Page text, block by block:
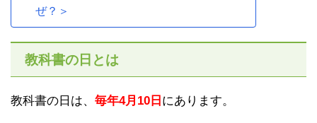
ぜ？＞
教科書の日とは
教科書の日は、 毎年4月10日 にあります。